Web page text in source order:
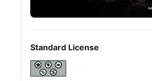
Standard License